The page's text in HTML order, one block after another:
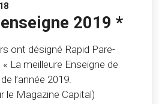
2019 *
ont désigné Rapid Pare-
La meilleure Enseigne de
l’année 2019.
le Magazine Capital)